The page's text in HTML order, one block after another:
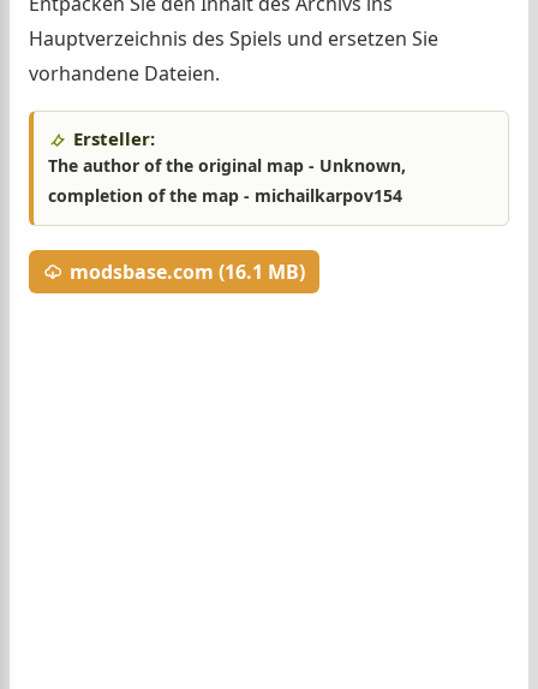
Hauptverzeichnis des Spiels und ersetzen Sie
vorhandene Dateien.
Ersteller:
The author of the original map - Unknown,
completion of the map - michailkarpov154
modsbase.com (16.1 MB)